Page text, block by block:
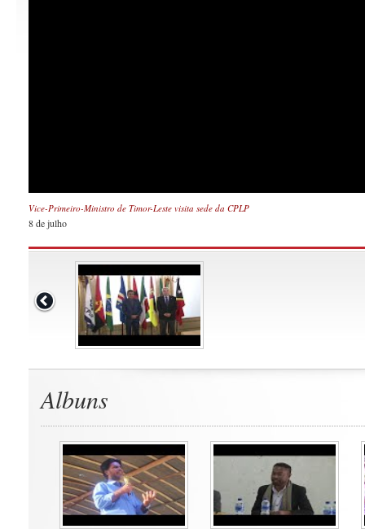
Vice-Primeiro-Ministro de Timor-Leste visita sede da CPLP
8 de julho
Albuns